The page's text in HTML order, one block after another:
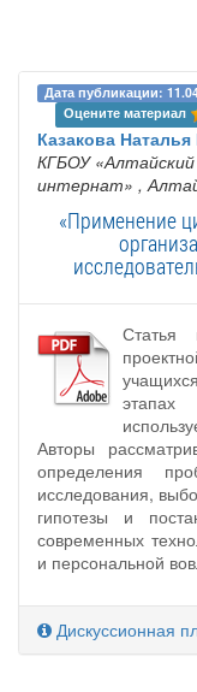
Дата публикации:
Оцените материал
Казакова
КГБОУ «Алтайский
интернат» ,
«Применение
Статья
Авторы
определения
исследования,
гипотезы и
современных
и персональной
Дискуссионная